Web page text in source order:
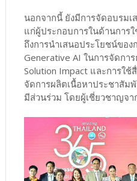
นอกจากนี้ ยังมีการจัดอบรมเ
แก่ผู้ประกอบการในด้านการ
ถึงการนำเสนอประโยชน์ของ
Generative AI ในการจัดกา
Solution Impact และการใช้
จัดการผลิตเนื้อหาประชาสัม
มีส่วนร่วม โดยผู้เชี่ยวชาญจา